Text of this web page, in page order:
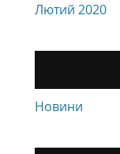
Лютий 2020
Новини